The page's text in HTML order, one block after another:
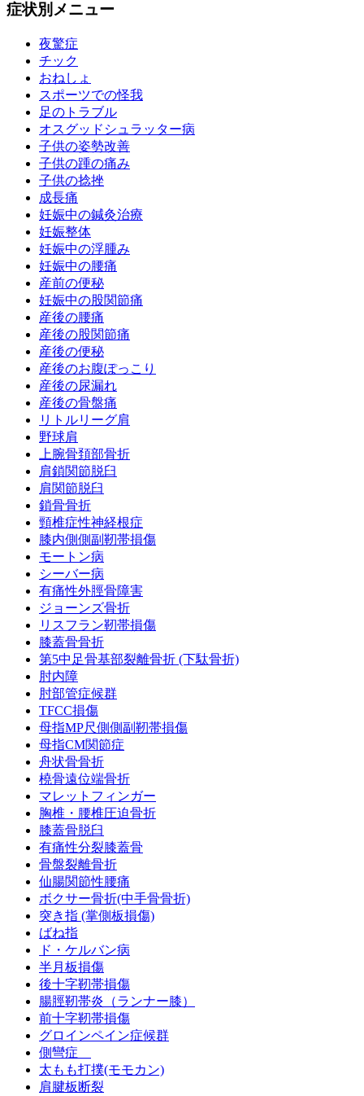
症状別メニュー
夜驚症
チック
おねしょ
スポーツでの怪我
足のトラブル
オスグッドシュラッター病
子供の姿勢改善
子供の踵の痛み
子供の捻挫
成長痛
妊娠中の鍼灸治療
妊娠整体
妊娠中の浮腫み
妊娠中の腰痛
産前の便秘
妊娠中の股関節痛
産後の腰痛
産後の股関節痛
産後の便秘
産後のお腹ぽっこり
産後の尿漏れ
産後の骨盤痛
リトルリーグ肩
野球肩
上腕骨頚部骨折
肩鎖関節脱臼
肩関節脱臼
鎖骨骨折
頸椎症性神経根症
膝内側側副靭帯損傷
モートン病
シーバー病
有痛性外脛骨障害
ジョーンズ骨折
リスフラン靭帯損傷
膝蓋骨骨折
第5中足骨基部裂離骨折 (下駄骨折)
肘内障
肘部管症候群
TFCC損傷
母指MP尺側側副靭帯損傷
母指CM関節症
舟状骨骨折
橈骨遠位端骨折
マレットフィンガー
胸椎・腰椎圧迫骨折
膝蓋骨脱臼
有痛性分裂膝蓋骨
骨盤裂離骨折
仙腸関節性腰痛
ボクサー骨折(中手骨骨折)
突き指 (掌側板損傷)
ばね指
ド・ケルバン病
半月板損傷
後十字靭帯損傷
腸脛靭帯炎（ランナー膝）
前十字靭帯損傷
グロインペイン症候群
側彎症
太もも打撲(モモカン)
肩腱板断裂